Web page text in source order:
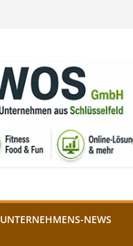
UNTERNEHMENS-NEWS